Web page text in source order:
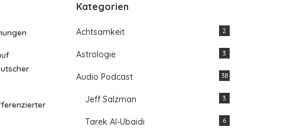
Kategorien
Achtsamkeit 2
Astrologie 3
Audio Podcast 38
Jeff Salzman 3
Tarek Al-Ubaidi 6